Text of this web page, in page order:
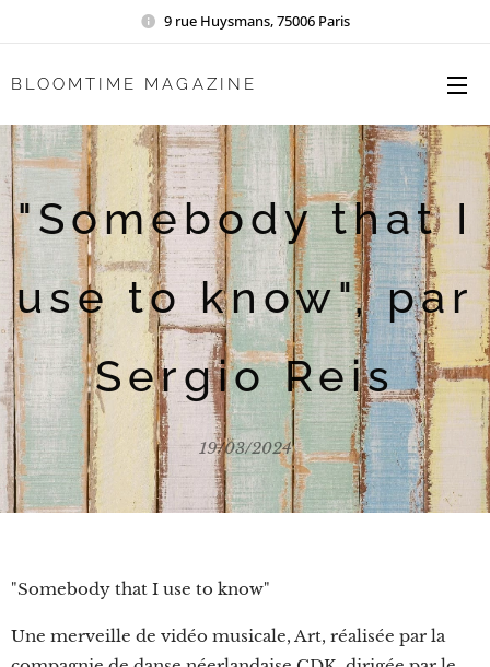
9 rue Huysmans, 75006 Paris
BLOOMTIME MAGAZINE
"Somebody that I
use to know", par
Sergio Reis
19/03/2024
"Somebody that I use to know"
Une merveille de vidéo musicale, Art, réalisée par la